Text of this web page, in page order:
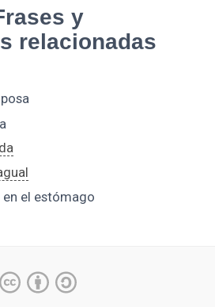
y
relacionadas
el estómago